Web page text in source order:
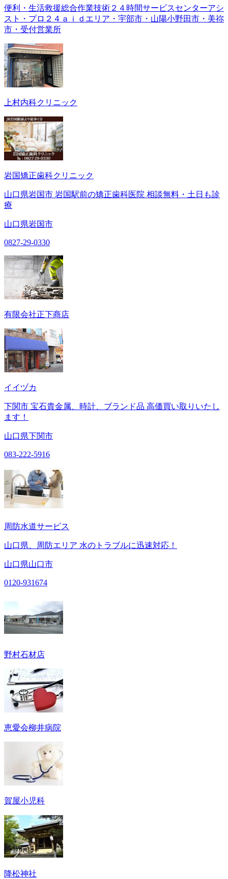
便利・生活救援総合作業技術２４時間サービスセンターアシ
スト・プロ２４ａｉｄエリア・宇部市・山陽小野田市・美祢
市・受付営業所
上村内科クリニック
岩国矯正歯科クリニック
山口県岩国市 岩国駅前の矯正歯科医院 相談無料・土日も診
療
山口県岩国市
0827-29-0330
有限会社正下商店
イイヅカ
下関市 宝石貴金属、時計、ブランド品 高価買い取りいたし
ます！
山口県下関市
083-222-5916
周防水道サービス
山口県、周防エリア 水のトラブルに迅速対応！
山口県山口市
0120-931674
野村石材店
恵愛会柳井病院
賀屋小児科
降松神社